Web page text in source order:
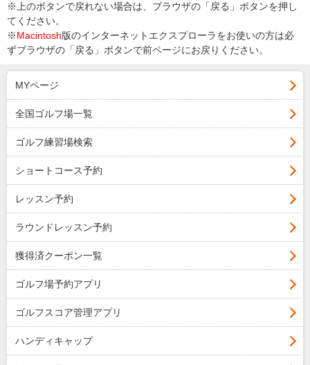
※上のボタンで戻れない場合は、ブラウザの「戻る」ボタンを押し
てください。
※Macintosh版のインターネットエクスプローラをお使いの方は必
ずブラウザの「戻る」ボタンで前ページにお戻りください。
MYページ
全国ゴルフ場一覧
ゴルフ練習場検索
ショートコース予約
レッスン予約
ラウンドレッスン予約
獲得済クーポン一覧
ゴルフ場予約アプリ
ゴルフスコア管理アプリ
ハンディキャップ